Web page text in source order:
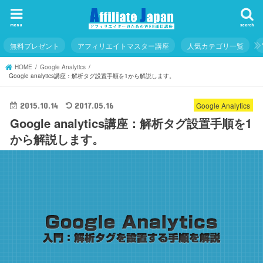
search
menu
無料プレゼント アフィリエイトマスター講座 人気カテゴリ一覧
HOME
Google Analytics
Google analytics講座：解析タグ設置手順を1から解説します。
Google Analytics
2015.10.14 2017.05.16
Google analytics講座：解析タグ設置手順を1
から解説します。